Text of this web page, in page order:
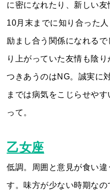
に密になれたり、新しい
10月末までに知り合った
励まし合う関係になれる
り上がっていた友情も陰
つきあうのはNG。誠実に
までは病気をこじらせや
って。
乙女座
低調。周囲と意見が食い
す。味方が少ない時期な